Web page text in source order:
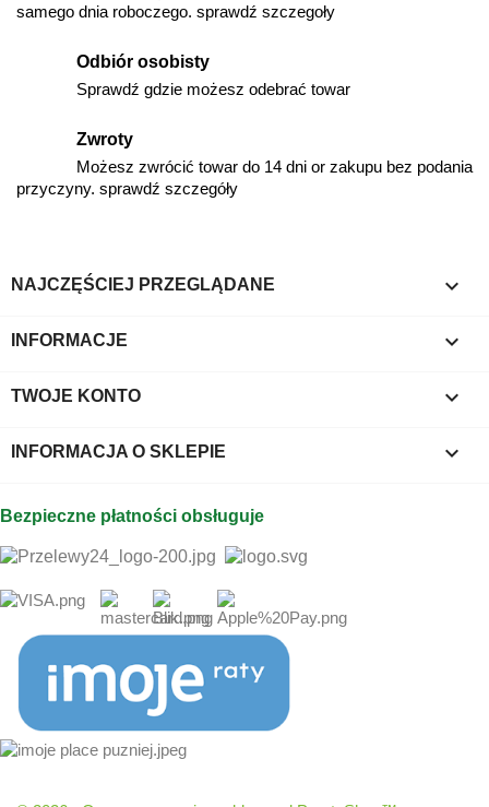
samego dnia roboczego. sprawdź szczegoły
Odbiór osobisty
Sprawdź gdzie możesz odebrać towar
Zwroty
Możesz zwrócić towar do 14 dni or zakupu bez podania
przyczyny. sprawdź szczegóły
NAJCZĘŚCIEJ PRZEGLĄDANE 
INFORMACJE 
TWOJE KONTO 
INFORMACJA O SKLEPIE keyboard_arrow_down
Bezpieczne płatności obsługuje